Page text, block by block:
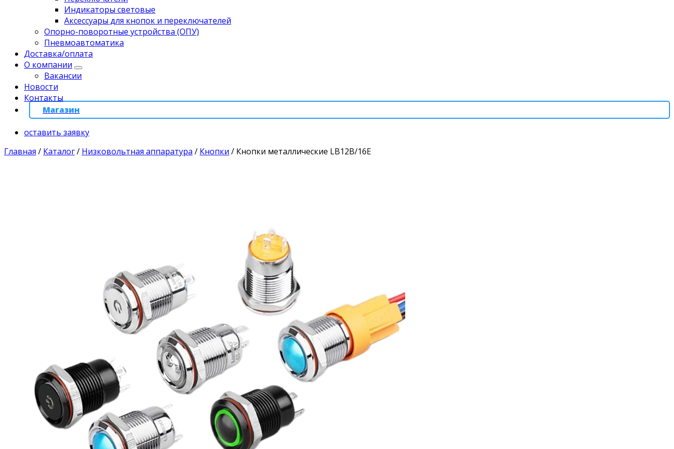
Индикаторы световые
Аксессуары для кнопок и переключателей
Опорно-поворотные устройства (ОПУ)
Пневмоавтоматика
Доставка/оплата
О компании
Вакансии
Новости
Контакты
Магазин
оставить заявку
Главная / Каталог/ Низковольтная аппаратура / Кнопки / Кнопки металлические LB12B/16E